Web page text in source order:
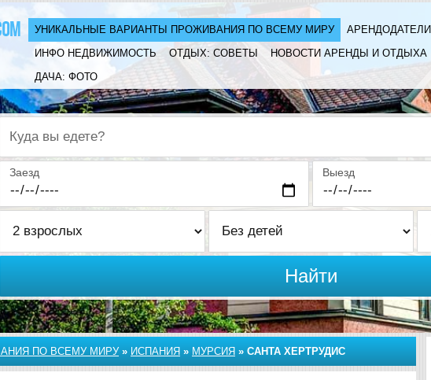
УНИКАЛЬНЫЕ ВАРИАНТЫ ПРОЖИВАНИЯ ПО ВСЕМУ МИРУ
АРЕНДОДАТЕЛИ
ИНФО НЕДВИЖИМОСТЬ
ОТДЫХ: СОВЕТЫ
НОВОСТИ АРЕНДЫ И ОТДЫХА
ДАЧА: ФОТО
Куда вы едете?
Заезд Выезд
Найти
ПО ВСЕМУ МИРУ» ИСПАНИЯ » МУРСИЯ » САНТА ХЕРТРУДИС